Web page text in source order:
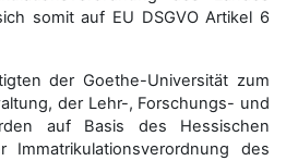
somit auf EU DSGVO Artikel 6
der Goethe-Universität zum
der Lehr-, Forschungs- und
auf Basis des Hessischen
Immatrikulations­verordnung des